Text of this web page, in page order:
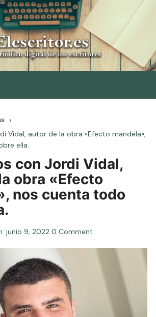
de los escritores
Vidal, autor de la obra «Efecto mandela»,
ella.
con Jordi Vidal,
obra «Efecto
nos cuenta todo
junio 9, 2022 0 Comment